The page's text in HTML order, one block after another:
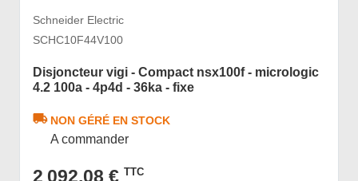
Schneider Electric
SCHC10F44V100
Disjoncteur vigi - Compact nsx100f - micrologic
4.2 100a - 4p4d - 36ka - fixe
NON GÉRÉ EN STOCK
A commander
2 092,08 € TTC